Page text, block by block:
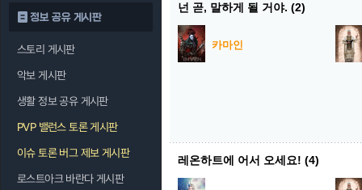
정보 공유 게시판
스토리 게시판
악보 게시판
생활 정보 공유 게시판
PVP 밸런스 토론 게시판
이슈 토론 버그 제보 게시판
로스트아크 바란다 게시판
넌 곧, 말하게 될 거야. (2)
카마인
레온하트에 어서 오세요! (4)